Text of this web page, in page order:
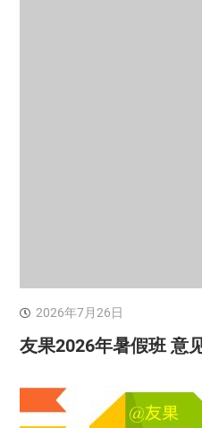
2026年7月26日
友果2026年暑假班 意